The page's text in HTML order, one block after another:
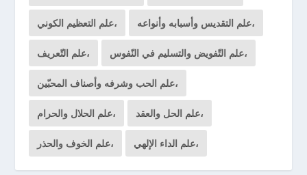
علم التعظيم الكوني، علم التقديس وأسبابه وأنواعه،
علم التّعريف، علم التّفويض والتسليم في النّفوس،
علم الحب وشرفه وأصناف المحبّين،
علم الحلال والحرام، علم الحل والعقد،
علم الخوف والحذر، علم الداء الإلهي،